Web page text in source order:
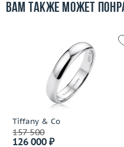
Вам также может
Tiffany & Co
157 500
126 000 ₽